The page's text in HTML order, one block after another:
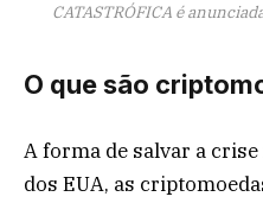
CATASTRÓFICA é
O que são
A forma de salvar a
dos EUA, as